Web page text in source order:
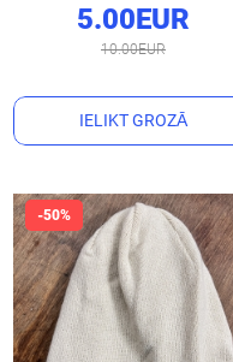
5.00EUR
10.00EUR
IELIKT GROZĀ